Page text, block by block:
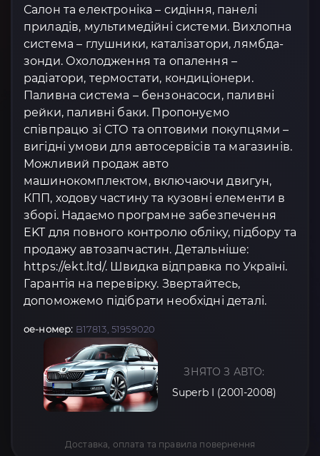
Салон та електроніка – сидіння, панелі
приладів, мультимедійні системи. Вихлопна
система – глушники, каталізатори, лямбда-
зонди. Охолодження та опалення –
радіатори, термостати, кондиціонери.
Паливна система – бензонасоси, паливні
рейки, паливні баки. Пропонуємо
співпрацю зі СТО та оптовими покупцями –
вигідні умови для автосервісів та магазинів.
Можливий продаж авто
машинокомплектом, включаючи двигун,
КПП, ходову частину та кузовні елементи в
зборі. Надаємо програмне забезпечення
EKT для повного контролю обліку, підбору та
продажу автозапчастин. Детальніше:
https://ekt.ltd/. Швидка відправка по Україні.
Гарантія на перевірку. Звертайтесь,
допоможемо підібрати необхідні деталі.
oe-номер: B17813, 51959020
ЗНЯТО З АВТО:
Superb I (2001-2008)
Доставка, оплата та правила повернення